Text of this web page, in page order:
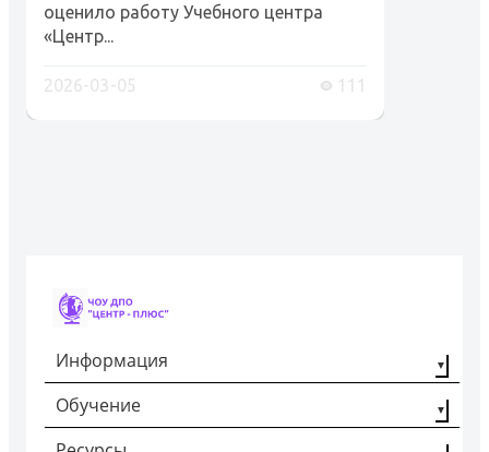
оценило работу Учебного центра
«Центр...
2026-03-05 111
Информация
О компании
Наши партнёры
Обучение